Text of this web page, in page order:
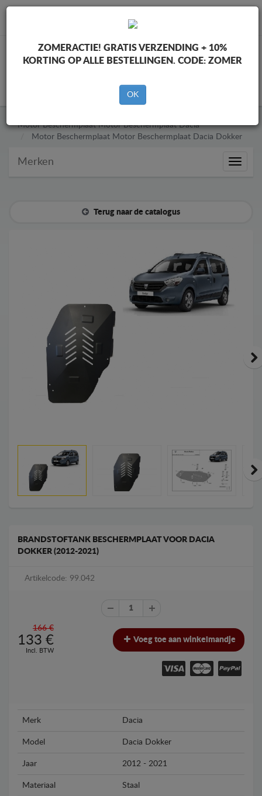
info@motorbeschermplaat.com
Motor BeschermplaatMotor Beschermplaat Dacia
Motor Beschermplaat Motor Beschermplaat Dacia Dokker
Merken
Merken
Terug naar de catalogus
BRANDSTOFTANK BESCHERMPLAAT VOOR DACIA
DOKKER (2012-2021)
Artikelcode: 99.042
166 €
133 €
Incl. BTW
Voeg toe aan winkelmandje
Merk Dacia
Model Dacia Dokker
Jaar 2012 - 2021
Materiaal Staal
ZOMERACTIE! GRATIS VERZENDING + 10%
KORTING OP ALLE BESTELLINGEN. CODE: ZOMER
OK